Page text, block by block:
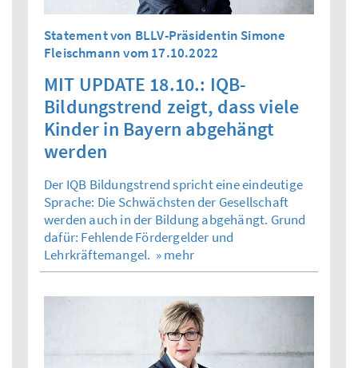
Statement von BLLV-Präsidentin Simone
Fleischmann vom 17.10.2022
MIT UPDATE 18.10.: IQB-
Bildungstrend zeigt, dass viele
Kinder in Bayern abgehängt
werden
Der IQB Bildungstrend spricht eine eindeutige
Sprache: Die Schwächsten der Gesellschaft
werden auch in der Bildung abgehängt. Grund
dafür: Fehlende Fördergelder und
Lehrkräftemangel. » mehr